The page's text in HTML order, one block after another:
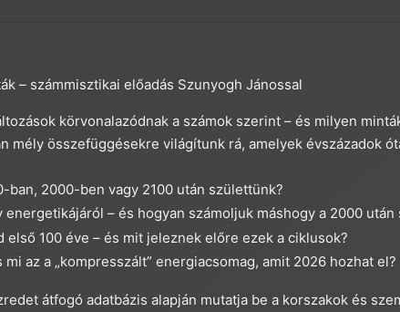
– számmisztikai előadás Szunyogh Jánossal
körvonalazódnak a számok szerint – és milyen
mély összefüggésekre világítunk rá, amelyek évszázadok
ban, 2000-ben vagy 2100 után születtünk?
energetikájáról – és hogyan számoljuk máshogy a 2000
100 éve – és mit jeleznek előre ezek a ciklusok?
az a „kompresszált” energiacsomag, amit 2026 hozhat el?
átfogó adatbázis alapján mutatja be a korszakok és